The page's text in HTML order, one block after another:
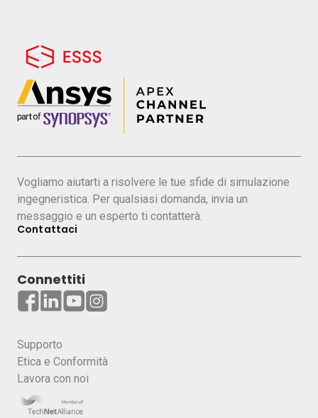
Presentatore:
Valerio Caputo
Senior Application Engineer, ESSS Italia
Laurea Magistrale in Ingegneria Matematica al
ambito esplicito con applicazioni in vari settori
industriali tra i quali automotive, aerospace,
ferroviario e nucleare.
Vogliamo aiutarti a risolvere le tue sfide di simulazione
ingegneristica. Per qualsiasi domanda, invia un
messaggio e un esperto ti contatterà.
Contattaci
Connettiti
Supporto
Etica e Conformità
Lavora con noi